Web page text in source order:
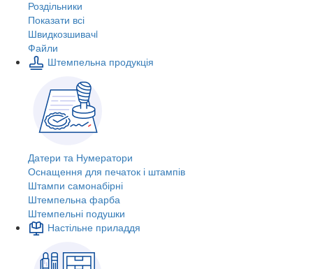
Роздільники
Показати всі
Швидкозшивачi
Файли
Штемпельна продукція
Датери та Нумератори
Оснащення для печаток і штампів
Штампи самонабірні
Штемпельна фарба
Штемпельні подушки
Настільне приладдя